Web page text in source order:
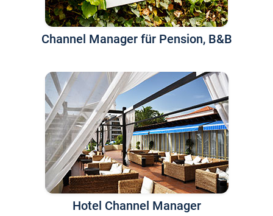
Channel Manager für Pension, B&B
Hotel Channel Manager